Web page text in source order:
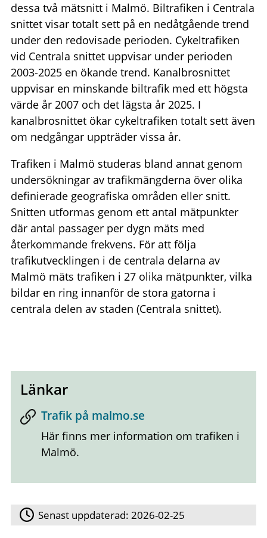
dessa två mätsnitt i Malmö. Biltrafiken i Centrala
snittet visar totalt sett på en nedåtgående trend
under den redovisade perioden. Cykeltrafiken
vid Centrala snittet uppvisar under perioden
2003-2025 en ökande trend. Kanalbrosnittet
uppvisar en minskande biltrafik med ett högsta
värde år 2007 och det lägsta år 2025. I
kanalbrosnittet ökar cykeltrafiken totalt sett även
om nedgångar uppträder vissa år.
Trafiken i Malmö studeras bland annat genom
undersökningar av trafikmängderna över olika
definierade geografiska områden eller snitt.
Snitten utformas genom ett antal mätpunkter
där antal passager per dygn mäts med
återkommande frekvens. För att följa
trafikutvecklingen i de centrala delarna av
Malmö mäts trafiken i 27 olika mätpunkter, vilka
bildar en ring innanför de stora gatorna i
centrala delen av staden (Centrala snittet).
Länkar
Trafik på malmo.se
Här finns mer information om trafiken i
Malmö.
Senast uppdaterad:2026-02-25